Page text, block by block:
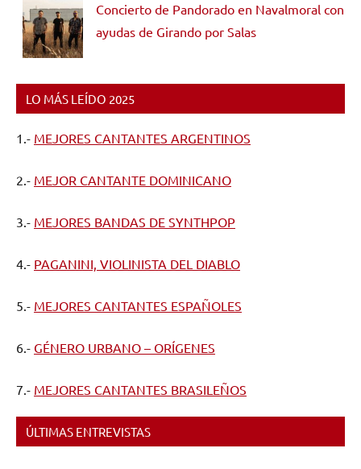
Concierto de Pandorado en Navalmoral con
ayudas de Girando por Salas
LO MÁS LEÍDO 2025
1.- MEJORES CANTANTES ARGENTINOS
2.- MEJOR CANTANTE DOMINICANO
3.- MEJORES BANDAS DE SYNTHPOP
4.- PAGANINI, VIOLINISTA DEL DIABLO
5.- MEJORES CANTANTES ESPAÑOLES
6.- GÉNERO URBANO – ORÍGENES
7.- MEJORES CANTANTES BRASILEÑOS
ÚLTIMAS ENTREVISTAS